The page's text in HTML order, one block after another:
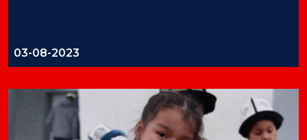
03-08-2023